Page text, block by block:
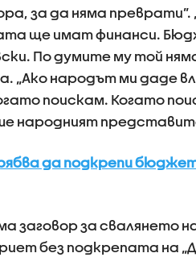
за да няма преврати”.
ще имат финанси.
По думите му той
„Ако народът ми даде
поискам. Когато
народният
да подкрепи
заговор за свалянето
без подкрепата на